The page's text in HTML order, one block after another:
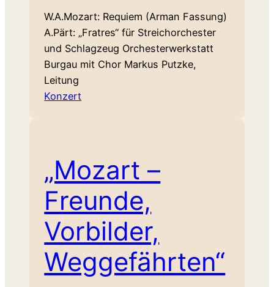
W.A.Mozart: Requiem (Arman Fassung)
A.Pärt: „Fratres“ für Streichorchester
und Schlagzeug Orchesterwerkstatt
Burgau mit Chor Markus Putzke,
Leitung
Konzert
„Mozart –
Freunde,
Vorbilder,
Weggefährten“